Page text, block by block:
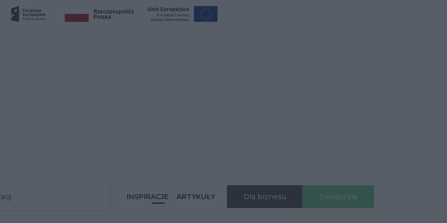
INSPIRACJE ARTYKUŁY Dla biznesu Zaloguj się